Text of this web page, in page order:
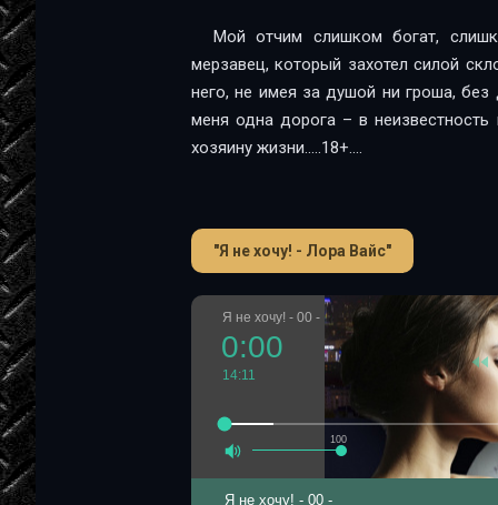
Мой отчим слишком богат,
мерзавец, который захотел силой
него, не имея за душой ни гроша,
меня одна дорога – в
хозяину жизни.....18+....
"Я не хочу! - Лора Вайс"
Я не хочу! - 00 -
100
0:00
14:11
Я не хочу! - 00 -